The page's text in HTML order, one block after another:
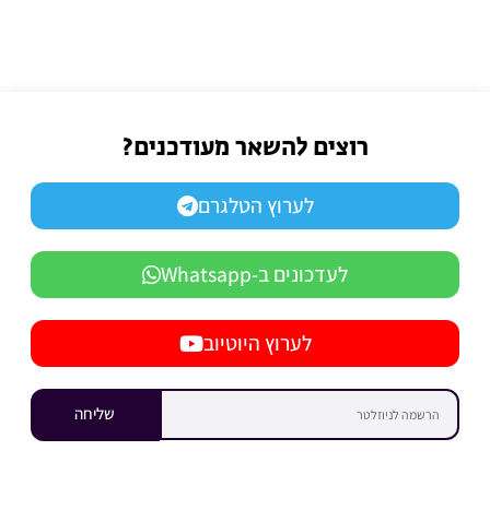
רוצים להשאר מעודכנים?
לערוץ הטלגרם
לעדכונים ב-Whatsapp
לערוץ היוטיוב
שליחה